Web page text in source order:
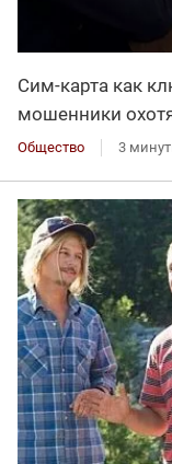
Сим-карта как
мошенники
Общество 3